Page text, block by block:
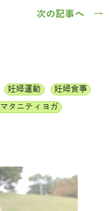
次の記事へ →
妊婦運動
妊婦食事
マタニティヨガ